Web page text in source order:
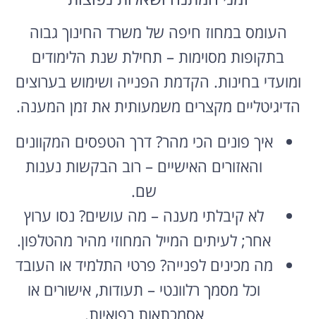
העומס במחוז חיפה של משרד החינוך גבוה
בתקופות מסוימות – תחילת שנת הלימודים
ומועדי בחינות. הקדמת הפנייה ושימוש בערוצים
הדיגיטליים מקצרים משמעותית את זמן המענה.
איך פונים הכי מהר? דרך הטפסים המקוונים
והאזורים האישיים – רוב הבקשות נענות
שם.
לא קיבלתי מענה – מה עושים? נסו ערוץ
אחר; לעיתים המייל המחוזי מהיר מהטלפון.
מה מכינים לפנייה? פרטי התלמיד או העובד
וכל מסמך רלוונטי – תעודות, אישורים או
אסמכתאות רפואיות.